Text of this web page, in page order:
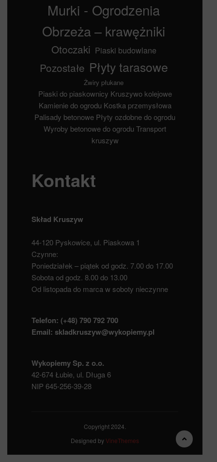
Murki - Ogrodzenia
Obrzeża – krawężniki
Otoczaki Piaski budowlane
Pozostałe Płyty tarasowe
Żwiry płukane
Piaski do piaskownicy Kruszywo kolejowe
Kamienie do ogrodu Kostka przemysłowa
Palisady betonowe Płyty ozdobne do ogrodu
Wyroby betonowe do ogrodu Transport
kruszyw
Kontakt
Skład Kruszyw
44-120 Pyskowice, ul. Piaskowa 1
Czynne:
Poniedziałek – piątek od godz. 7.00 do 17.00
Sobota od godz. 8.00 do 13.00
Od listopada do marca w soboty nieczynne
Telefon: (+48) 790 792 700
Email: skladkruszyw@wykopiemy.pl
Wykopiemy Sp. z o.o.
42-674 Łubie, ul. Długa 6
NIP 645-256-39-28
Copyright 2024.
Designed byVineThemes